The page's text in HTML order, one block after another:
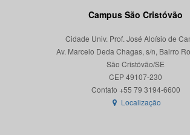
Campus São Cristóvão
Cidade Univ. Prof. José Aloísio de
Av. Marcelo Deda Chagas, s/n, Bairro
São Cristóvão/SE
CEP 49107-230
Localização